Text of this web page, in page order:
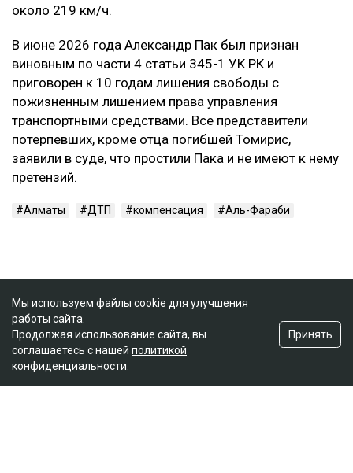
около 219 км/ч.
В июне 2026 года Александр Пак был признан
виновным по части 4 статьи 345-1 УК РК и
приговорен к 10 годам лишения свободы с
пожизненным лишением права управления
транспортными средствами. Все представители
потерпевших, кроме отца погибшей Томирис,
заявили в суде, что простили Пака и не имеют к нему
претензий.
Алматы ДТП компенсация Аль-Фараби
Мы используем файлы cookie для улучшения
работы сайта.
Продолжая использование сайта, вы
соглашаетесь с нашей политикой
конфиденциальности
Принять